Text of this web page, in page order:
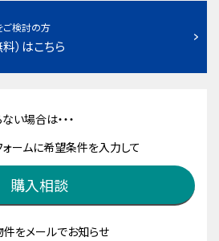
検討の方
）はこちら
場合は・・・
ームに希望条件を入力して
購入相談
をメールでお知らせ